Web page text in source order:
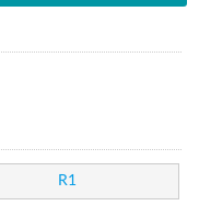
R1